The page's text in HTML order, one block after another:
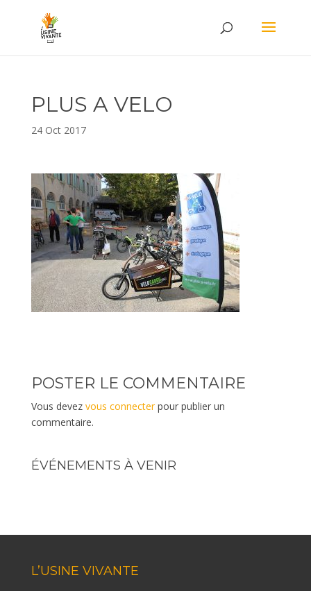
PLUS A VELO
24 Oct 2017
POSTER LE COMMENTAIRE
Vous devez vous connecterpour publier un
commentaire.
ÉVÉNEMENTS À VENIR
L’USINE VIVANTE